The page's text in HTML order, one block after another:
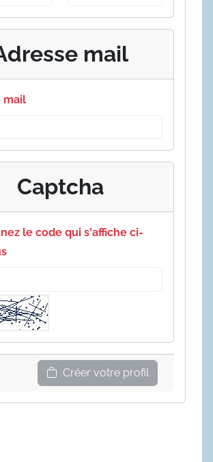
mail
mail
Captcha
le code qui s'affiche ci-
Créer votre profil